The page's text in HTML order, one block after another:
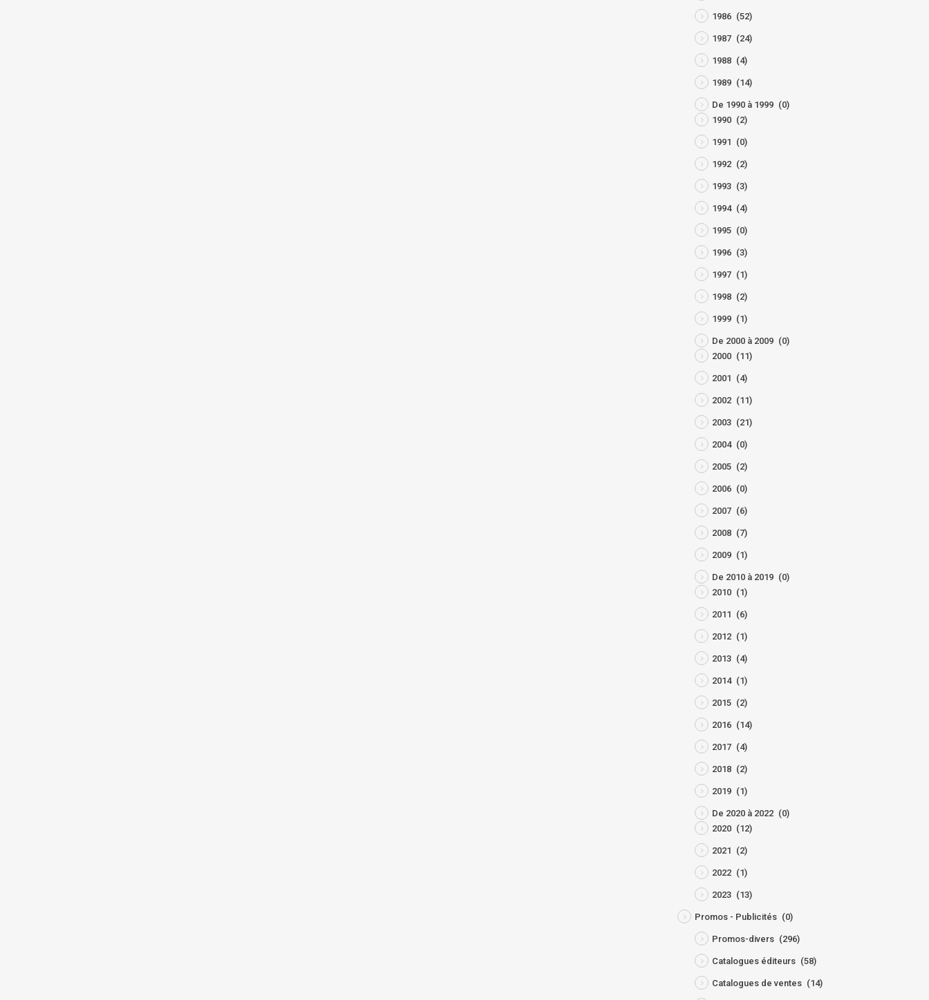
1986 (52)
1987 (24)
1988 (4)
1989 (14)
De 1990 à 1999 (0)
1990 (2)
1991 (0)
1992 (2)
1993 (3)
1994 (4)
1995 (0)
1996 (3)
1997 (1)
1998 (2)
1999 (1)
De 2000 à 2009 (0)
2000 (11)
2001 (4)
2002 (11)
2003 (21)
2004 (0)
2005 (2)
2006 (0)
2007 (6)
2008 (7)
2009 (1)
De 2010 à 2019 (0)
2010 (1)
2011 (6)
2012 (1)
2013 (4)
2014 (1)
2015 (2)
2016 (14)
2017 (4)
2018 (2)
2019 (1)
De 2020 à 2022 (0)
2020 (12)
2021 (2)
2022 (1)
2023 (13)
Promos - Publicités (0)
Promos-divers (296)
Catalogues éditeurs (58)
Catalogues de ventes (14)